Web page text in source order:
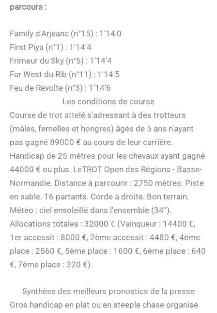
parcours :
Family d'Arjeanc (n°15) : 1'14'0
First Piya (n°1) : 1'14'4
Frimeur du Sky (n°5) : 1'14'4
Far West du Rib (n°11) : 1'14'5
Feu de Revolte (n°3) : 1'14'6
Les conditions de course
Course de trot attelé s'adressant à des trotteurs
(mâles, femelles et hongres) âgés de 5 ans n'ayant
pas gagné 89000 € au cours de leur carrière.
Handicap de 25 mètres pour les chevaux ayant gagné
44000 € ou plus. LeTROT Open des Régions - Basse-
Normandie. Distance à parcourir : 2750 mètres. Piste
en sable. 16 partants. Corde à droite. Bon terrain.
Météo : ciel ensoleillé dans l'ensemble (34°).
Allocations totales : 32000 € (Vainqueur : 14400 €,
1er accessit : 8000 €, 2ème accessit : 4480 €, 4ème
place : 2560 €, 5ème place : 1600 €, 6ème place : 640
€, 7ème place : 320 €).
Synthèse des meilleurs pronostics de la presse
Gros handicap en plat ou en steeple chase organisé